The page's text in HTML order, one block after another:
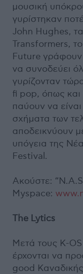
μουσική
γυρίστηκαν
John Hughes,
Transformers,
Future
να συνοδεύει
γυρίζονταν
fi pop, όπως και
παύουν να
σχήματα των
αποδεικνύουν
υπόγεια της
Festival.
Ακούστε:
Myspace:
The Lytics
Μετά τους Κ-ΟS
έρχονται να
good